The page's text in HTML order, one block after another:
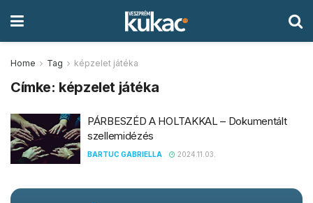
Home Tag képzelet játéka
Címke: képzelet játéka
PÁRBESZÉD A HOLTAKKAL – Dokumentált
szellemidézés
BARTUC GABRIELLA 2024.11.03.